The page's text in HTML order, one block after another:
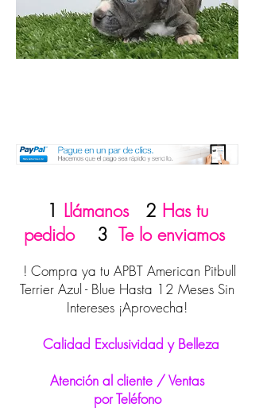
1 Llámanos 2 Has tu
pedido3 Te lo enviamos
! Compra ya tu APBT American Pitbull
Terrier Azul - Blue Hasta 12 Meses Sin
Intereses ¡Aprovecha!
Calidad Exclusividad y Belleza
Atención al cliente / Ventas
por Teléfono